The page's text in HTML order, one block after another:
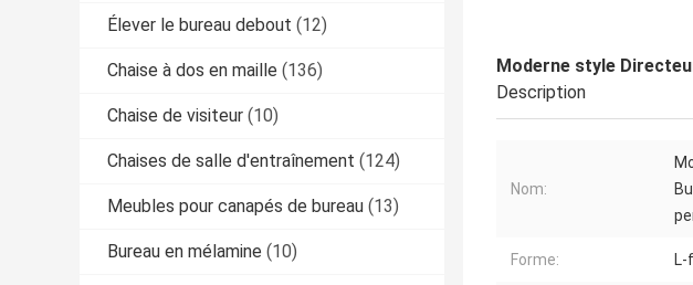
Élever le bureau debout (12)
Chaise à dos en maille (136)
Chaise de visiteur (10)
Chaises de salle d'entraînement (124)
Meubles pour canapés de bureau (13)
Bureau en mélamine (10)
Moderne style
Description
Nom:
Forme: